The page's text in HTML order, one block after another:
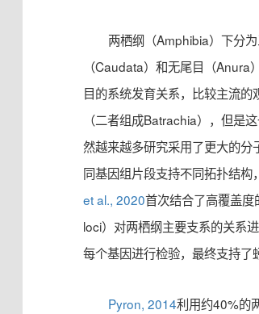
两栖纲（Amphibia）下分
（Caudata）和无尾目（Anura
目的系统发育关系，比较主流
（二者组成Batrachia），但是
然越来越多研究采用了更大的
同基因组片段支持不同拓扑结构
et al., 2020首次结合了高覆盖
loci）对两栖纲主要支系的关系
每个基因进行检验，最终支持了
Pyron, 2014利用约40%的